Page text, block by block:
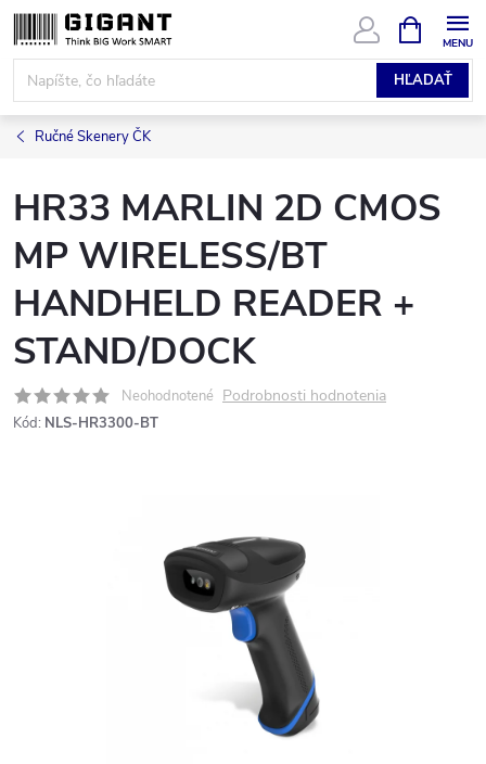
Prejsť
na
obsah
HĽADAŤ
KOŠÍK
Ručné Skenery ČK
HR33 MARLIN 2D CMOS
MP WIRELESS/BT
HANDHELD READER +
STAND/DOCK
Neohodnotené Podrobnosti hodnotenia
Kód: NLS-HR3300-BT